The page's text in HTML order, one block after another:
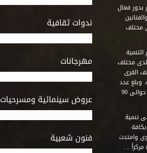
ندوات ثقافية
مهرجانات
عروض سينمائية ومسرحيات
فنون شعبية
وثلاثون عاماً منذ إنشائه عام 1989 أن يقوم بدور فعال
مختلف
لدى مختلف
القرى
وبلغ عدد
المكتبات التى أنشأها الصندوق فى أماكن لم يكن من المتصور إقامة مثل هذه المكتبات بها حوالى 90
تنمية
بدأت التجربة عام 1996 ببيت الهراوى وامتدت